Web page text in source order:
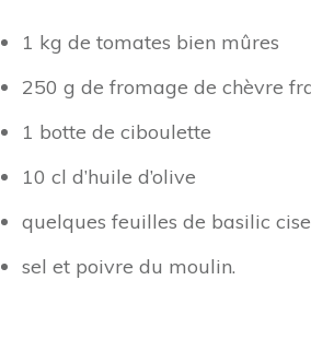
1 kg de tomates bien mûres
250 g de fromage de chèvre
1 botte de ciboulette
10 cl d’huile d’olive
quelques feuilles de basilic
sel et poivre du moulin.